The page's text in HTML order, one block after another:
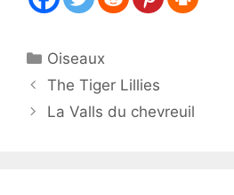
Catégories
Oiseaux
The Tiger Lillies
La Valls du chevreuil